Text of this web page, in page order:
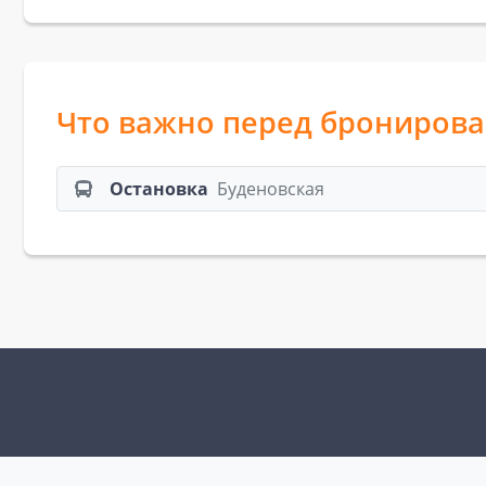
Что важно перед
Остановка Буденовская